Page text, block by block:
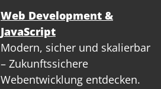
Web Development &
JavaScript
Modern, sicher und skalierbar
– Zukunftssichere
Webentwicklung entdecken.